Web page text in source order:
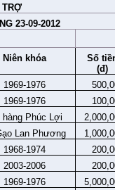
TRỢ
23-09-2012
Niên khóa
Số
(đ)
1969-1976
1969-1976
hàng Phúc Lợi
Lan Phương
1968-1974
2003-2006
1969-1976